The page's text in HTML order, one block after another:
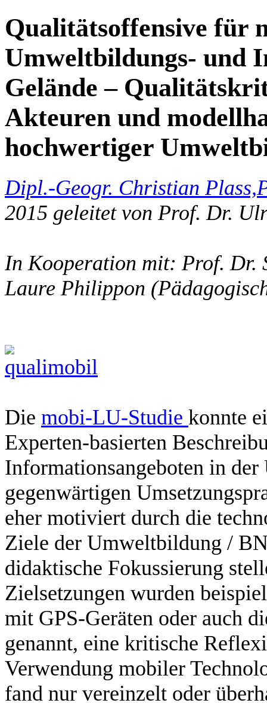
Qualitätsoffensive für
Umweltbildungs- und
Gelände –
Akteuren und
hochwertiger
Dipl.-Geogr. Christian Plass,
2015 geleitet von Prof. Dr.
In Kooperation mit: Prof. Dr.
Laure Philippon
Die mobi-LU-Studie konnte
Experten-basierten
Informationsangeboten in
gegenwärtigen
eher motiviert durch die
Ziele der Umweltbildung /
didaktische Fokussierung
Zielsetzungen wurden
mit GPS-Geräten oder auch
genannt, eine kritische
Verwendung mobiler
fand nur vereinzelt oder